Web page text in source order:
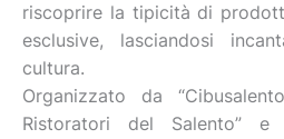
riscoprire la tipicità di
esclusive, lasciandosi
cultura.
Organizzato da
Ristoratori del Salento” e